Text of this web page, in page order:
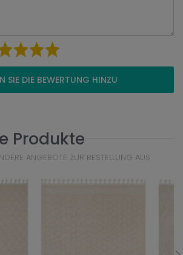
SIE DIE BEWERTUNG HINZU
Produkte
ANGEBOTE ZUR BESTELLUNG AUS